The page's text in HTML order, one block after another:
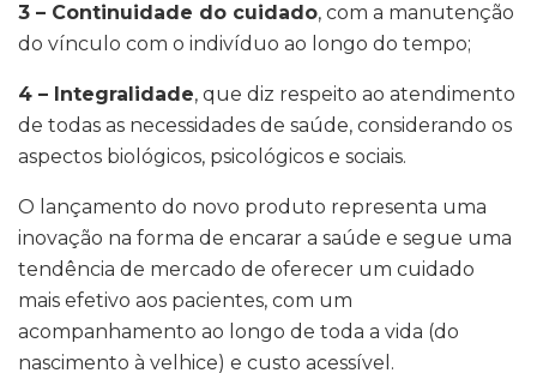
3 – Continuidade do cuidado, com a manutenção
do vínculo com o indivíduo ao longo do tempo;
4 – Integralidade, que diz respeito ao atendimento
de todas as necessidades de saúde, considerando os
aspectos biológicos, psicológicos e sociais.
O lançamento do novo produto representa uma
inovação na forma de encarar a saúde e segue uma
tendência de mercado de oferecer um cuidado
mais efetivo aos pacientes, com um
acompanhamento ao longo de toda a vida (do
nascimento à velhice) e custo acessível.